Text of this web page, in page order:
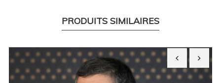
PRODUITS SIMILAIRES
‹ ›